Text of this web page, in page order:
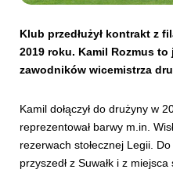
Klub przedłużył kontrakt z
2019 roku. Kamil Rozmus
zawodników wicemistrza
Kamil dołączył do drużyny w
reprezentował barwy m.in.
rezerwach stołecznej Legii.
przyszedł z Suwałk i z